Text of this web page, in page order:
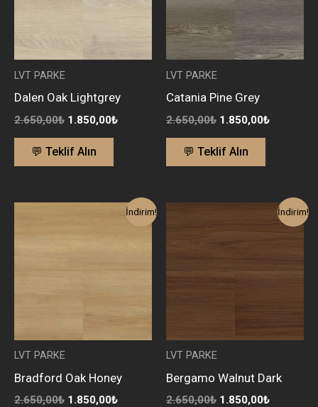
LVT PARKE
Dalen Oak Lightgrey
2.650,00₺ 1.850,00₺
💬 Teklif Alın
LVT PARKE
Catania Pine Grey
2.650,00₺ 1.850,00₺
💬 Teklif Alın
İndirim!
LVT PARKE
Bradford Oak Honey
2.650,00₺ 1.850,00₺
Şu
andaki
İndirim!
LVT PARKE
Bergamo Walnut Dark
2.650,00₺
Orijinal
2.650,00₺.
1.850,00₺
Şu
andaki